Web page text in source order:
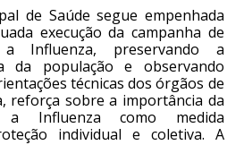
de Saúde segue empenhada
execução da campanha de
a Influenza, preservando a
da população e observando
técnicas dos órgãos de
reforça sobre a importância da
a Influenza como medida
individual e coletiva. A